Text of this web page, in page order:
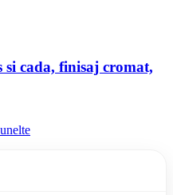
cada, finisaj cromat,